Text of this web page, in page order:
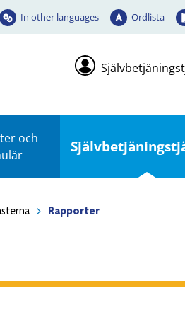
In other languages Ordlista
och
Rapporter